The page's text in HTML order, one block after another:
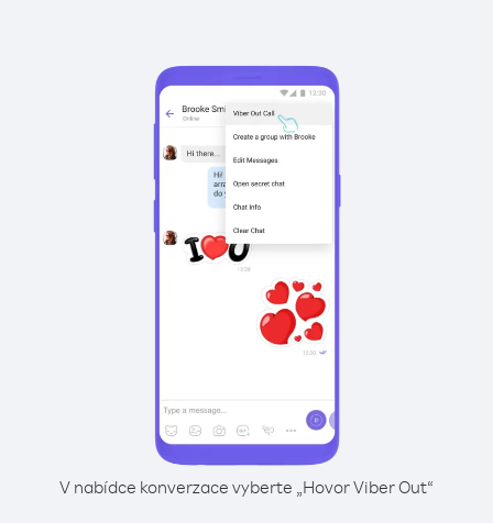
V nabídce konverzace vyberte „Hovor Viber Out“